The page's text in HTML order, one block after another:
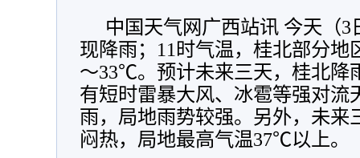
中国天气网广西站讯 今天（
现降雨；11时气温，桂北部分地
～33℃。预计未来三天，桂北降
有短时雷暴大风、冰雹等强对流
雨，局地雨势较强。另外，未来
闷热， 局地最高气温37℃以上。